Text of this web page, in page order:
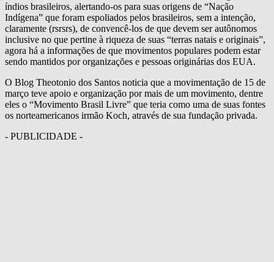
índios brasileiros, alertando-os para suas origens de “Nação
Indígena” que foram espoliados pelos brasileiros, sem a intenção,
claramente (rsrsrs), de convencê-los de que devem ser autônomos
inclusive no que pertine à riqueza de suas “terras natais e originais”,
agora há a informações de que movimentos populares podem estar
sendo mantidos por organizações e pessoas originárias dos EUA.
O Blog Theotonio dos Santos noticia que a movimentação de 15 de
março teve apoio e organização por mais de um movimento, dentre
eles o “Movimento Brasil Livre” que teria como uma de suas fontes
os norteamericanos irmão Koch, através de sua fundação privada.
- PUBLICIDADE -